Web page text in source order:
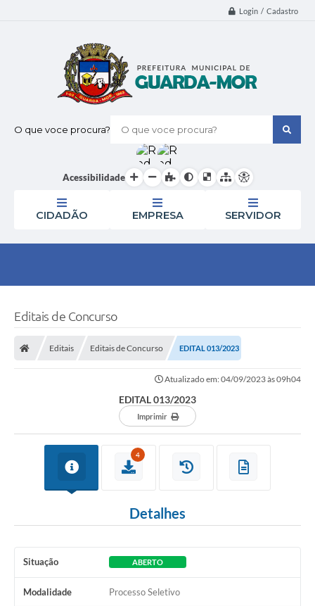
Login / Cadastro
O que voce procura?
Acessibilidade
CIDADÃO EMPRESA SERVIDOR
Editais de Concurso
Editais Editais de Concurso EDITAL 013/2023
Atualizado em: 04/09/2023 às 09h04
EDITAL 013/2023
Imprimir
4
Detalhes
Situação ABERTO
Modalidade Processo Seletivo